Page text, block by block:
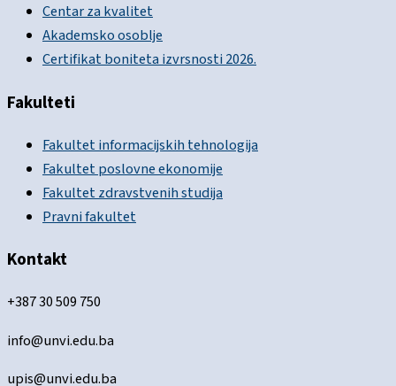
Centar za kvalitet
Akademsko osoblje
Certifikat boniteta izvrsnosti 2026.
Fakulteti
Fakultet informacijskih tehnologija
Fakultet poslovne ekonomije
Fakultet zdravstvenih studija
Pravni fakultet
Kontakt
+387 30 509 750
info@unvi.edu.ba
upis@unvi.edu.ba